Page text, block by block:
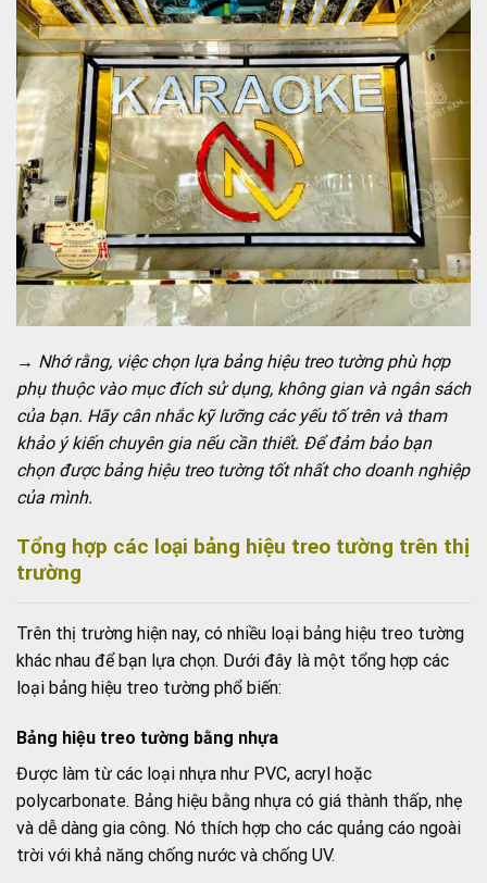
→ Nhớ rằng, việc chọn lựa bảng hiệu treo tường phù hợp
phụ thuộc vào mục đích sử dụng, không gian và ngân sách
của bạn. Hãy cân nhắc kỹ lưỡng các yếu tố trên và tham
khảo ý kiến chuyên gia nếu cần thiết. Để đảm bảo bạn
chọn được bảng hiệu treo tường tốt nhất cho doanh nghiệp
của mình.
Tổng hợp các loại bảng hiệu treo tường trên thị
trường
Trên thị trường hiện nay, có nhiều loại bảng hiệu treo tường
khác nhau để bạn lựa chọn. Dưới đây là một tổng hợp các
loại bảng hiệu treo tường phổ biến:
Bảng hiệu treo tường bằng nhựa
Được làm từ các loại nhựa như PVC, acryl hoặc
polycarbonate. Bảng hiệu bằng nhựa có giá thành thấp, nhẹ
và dễ dàng gia công. Nó thích hợp cho các quảng cáo ngoài
trời với khả năng chống nước và chống UV.